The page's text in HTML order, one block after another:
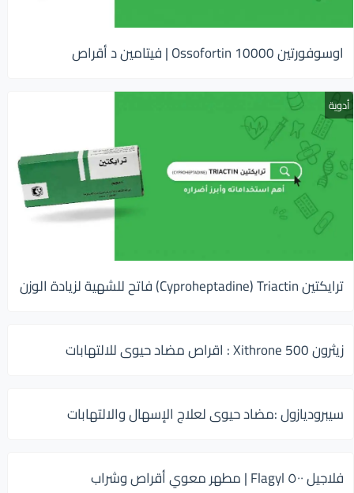
اوسوفورتين 10000 Ossofortin | فيتامين د أقراص
أدوية
ترايكتين Cyproheptadine) Triactin) فاتح للشهية لزيادة الوزن
زيثرون 500 Xithrone : اقراص مضاد حيوى للالتهابات
سيبروديازول :مضاد حيوى لعلاج الإسهال والالتهابات
فلاجيل ٥٠٠ Flagyl | مطهر معوي أقراص وشراب